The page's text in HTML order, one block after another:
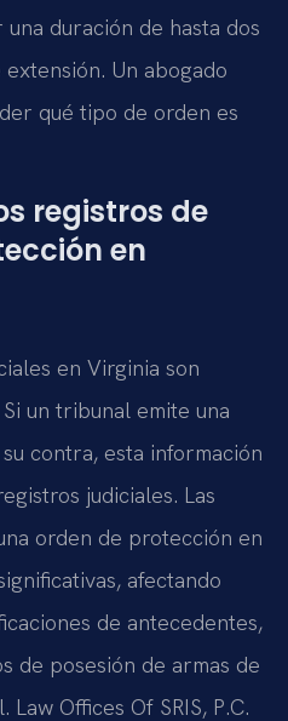
duración de hasta dos
Un abogado
qué tipo de orden es
registros de
en
en Virginia son
un tribunal emite una
contra, esta información
judiciales. Las
orden de protección en
afectando
de antecedentes,
de posesión de armas de
Offices Of SRIS, P.C.